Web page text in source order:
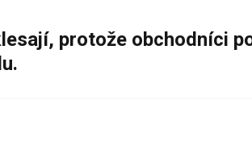
protože obchodníci